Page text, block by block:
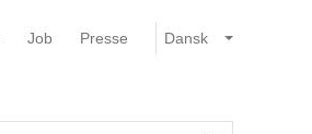
Job Presse